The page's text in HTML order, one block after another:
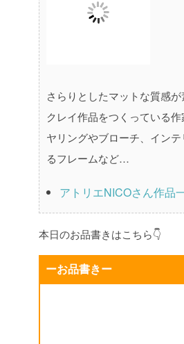
さらりとしたマットな質感
クレイ作品をつくっている作
ヤリングやブローチ、イン
るフレームなど…
アトリエNICOさん作品
本日のお品書きはこちら👇
ーお品書きー